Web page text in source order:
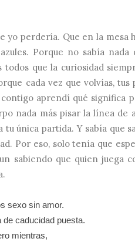
yo perdería. Que en la mesa
Porque no sabía
todos que la curiosidad
cada vez que volvías, tus
aprendí qué significa
nada más pisar la línea de
única partida. Y sabía que
Por eso, solo tenía que
sabiendo que quien juega
sexo sin amor.
de caducidad puesta.
mientras,